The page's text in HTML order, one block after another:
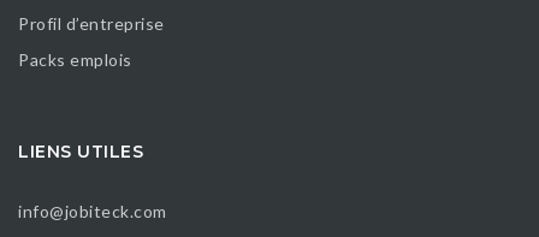
Profil d’entreprise
Packs emplois
LIENS UTILES
info@jobiteck.com